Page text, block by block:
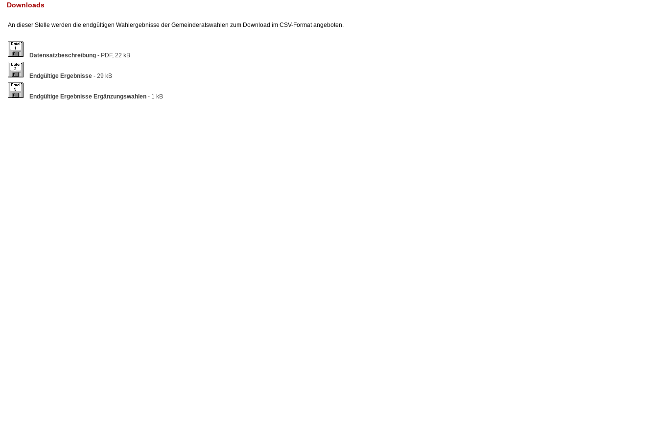
Downloads
An dieser Stelle werden die endgültigen Wahlergebnisse der Gemeinderatswahlen zum Download im CSV-Format angeboten.
Datensatzbeschreibung - PDF, 22 kB
Endgültige Ergebnisse - 29 kB
Endgültige Ergebnisse Ergänzungswahlen - 1 kB